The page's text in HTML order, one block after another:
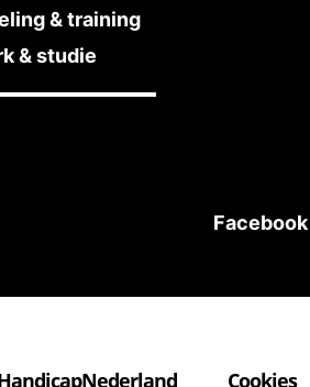
& training
& studie
Facebook
Cookies